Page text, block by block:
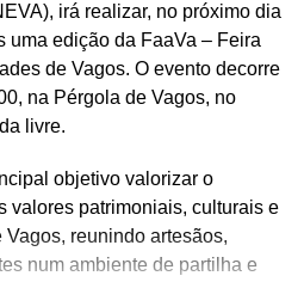
de valorização e proteção do
natural e produto turístico
a certificado, mediante
irá realizar, no próximo dia
uma edição da FaaVa – Feira
de Vagos. O evento decorre
na Pérgola de Vagos, no
livre.
objetivo valorizar o
valores patrimoniais, culturais e
reunindo artesãos,
num ambiente de partilha e